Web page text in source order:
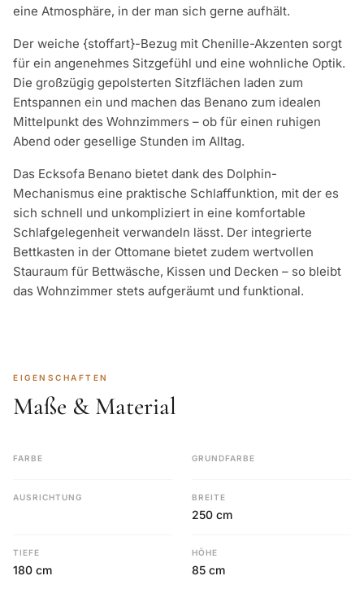
eine Atmosphäre, in der man sich gerne aufhält.
Der weiche {stoffart}-Bezug mit Chenille-Akzenten sorgt
für ein angenehmes Sitzgefühl und eine wohnliche Optik.
Die großzügig gepolsterten Sitzflächen laden zum
Entspannen ein und machen das Benano zum idealen
Mittelpunkt des Wohnzimmers – ob für einen ruhigen
Abend oder gesellige Stunden im Alltag.
Das Ecksofa Benano bietet dank des Dolphin-
Mechanismus eine praktische Schlaffunktion, mit der es
sich schnell und unkompliziert in eine komfortable
Schlafgelegenheit verwandeln lässt. Der integrierte
Bettkasten in der Ottomane bietet zudem wertvollen
Stauraum für Bettwäsche, Kissen und Decken – so bleibt
das Wohnzimmer stets aufgeräumt und funktional.
EIGENSCHAFTEN
Maße & Material
FARBE GRUNDFARBE
AUSRICHTUNG BREITE
250 cm
TIEFE
180 cm
HÖHE
85 cm